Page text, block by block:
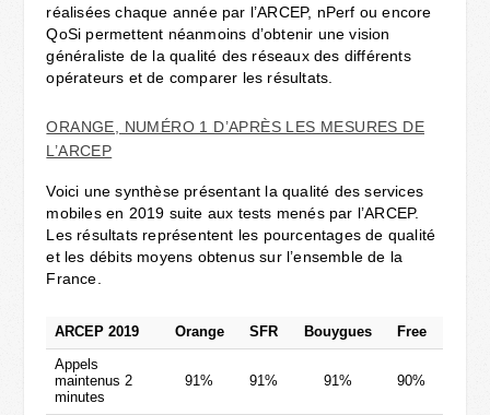
réalisées chaque année par l’ARCEP, nPerf ou encore
QoSi permettent néanmoins d’obtenir une vision
généraliste de la qualité des réseaux des différents
opérateurs et de comparer les résultats.
ORANGE, NUMÉRO 1 D’APRÈS LES MESURES DE
L’ARCEP
Voici une synthèse présentant la qualité des services
mobiles en 2019 suite aux tests menés par l’ARCEP.
Les résultats représentent les pourcentages de qualité
et les débits moyens obtenus sur l’ensemble de la
France.
ARCEP 2019 Orange SFR Bouygues Free
Appels
maintenus 2
minutes
91% 91% 91% 90%